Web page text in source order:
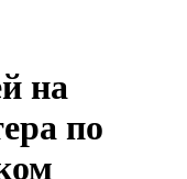
на
по